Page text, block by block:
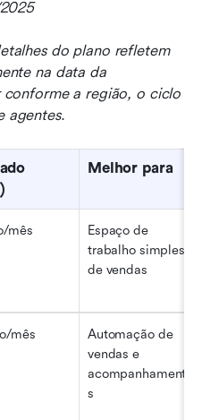
do plano refletem
na data da
a região, o ciclo
agentes.
Melhor para
mês
Espaço de
trabalho simples
de vendas
mês
Automação de
vendas e
acompanhamento
s